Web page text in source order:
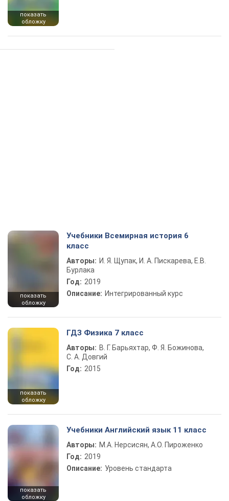
показать
обложку
показать
обложку
Учебники Всемирная история 6
класс
Авторы: И. Я. Щупак, И. А. Пискарева, Е.В.
Бурлака
Год: 2019
Описание: Интегрированный курс
показать
обложку
ГДЗ Физика 7 класс
Авторы: В. Г. Барьяхтар, Ф. Я. Божинова,
С. А. Довгий
Год: 2015
показать
обложку
Учебники Английский язык 11 класс
Авторы: М.А. Нерсисян, А.О. Пироженко
Год: 2019
Описание: Уровень стандарта